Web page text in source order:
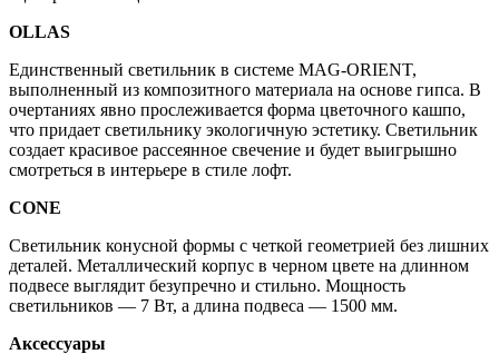
OLLAS
Единственный светильник в системе MAG-ORIENT,
выполненный из композитного материала на основе гипса. В
очертаниях явно прослеживается форма цветочного кашпо,
что придает светильнику экологичную эстетику. Светильник
создает красивое рассеянное свечение и будет выигрышно
смотреться в интерьере в стиле лофт.
CONE
Светильник конусной формы с четкой геометрией без лишних
деталей. Металлический корпус в черном цвете на длинном
подвесе выглядит безупречно и стильно. Мощность
светильников — 7 Вт, а длина подвеса — 1500 мм.
Аксессуары